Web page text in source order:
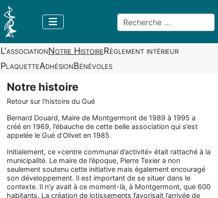
Rechercher
L'associationNotre HistoireRèglement intérieur
PlaquetteAdhésionBénévoles
Notre histoire
Retour sur l’histoire du Gué
Bernard Douard, Maire de Montgermont de 1989 à 1995 a
créé en 1969, l’ébauche de cette belle association qui s’est
appelée le Gué d’Olivet en 1985.
Initialement, ce «centre communal d’activité» était rattaché à la
municipalité. Le maire de l’époque, Pierre Texier a non
seulement soutenu cette initiative mais également encouragé
son développement. Il est important de se situer dans le
contexte. Il n’y avait à ce moment-là, à Montgermont, que 600
habitants. La création de lotissements favorisait l’arrivée de